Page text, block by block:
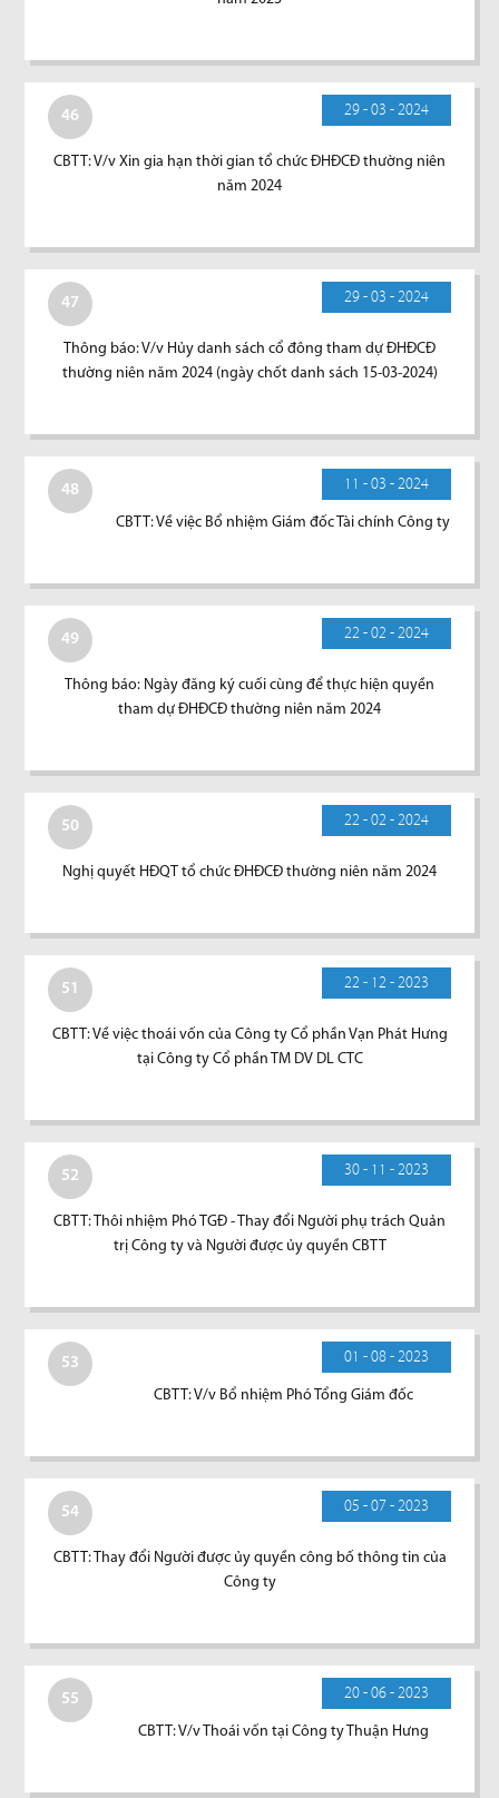
46 29 - 03 - 2024
CBTT: V/v Xin gia hạn thời gian tổ chức ĐHĐCĐ thường niên
năm 2024
47 29 - 03 - 2024
Thông báo: V/v Hủy danh sách cổ đông tham dự ĐHĐCĐ
thường niên năm 2024 (ngày chốt danh sách 15-03-2024)
48 11 - 03 - 2024
CBTT: Về việc Bổ nhiệm Giám đốc Tài chính Công ty
49 22 - 02 - 2024
Thông báo: Ngày đăng ký cuối cùng để thực hiện quyền
tham dự ĐHĐCĐ thường niên năm 2024
50 22 - 02 - 2024
Nghị quyết HĐQT tổ chức ĐHĐCĐ thường niên năm 2024
51 22 - 12 - 2023
CBTT: Về việc thoái vốn của Công ty Cổ phần Vạn Phát Hưng
tại Công ty Cổ phần TM DV DL CTC
52 30 - 11 - 2023
CBTT: Thôi nhiệm Phó TGĐ - Thay đổi Người phụ trách Quản
trị Công ty và Người được ủy quyền CBTT
53 01 - 08 - 2023
CBTT: V/v Bổ nhiệm Phó Tổng Giám đốc
54 05 - 07 - 2023
CBTT: Thay đổi Người được ủy quyền công bố thông tin của
Công ty
55 20 - 06 - 2023
CBTT: V/v Thoái vốn tại Công ty Thuận Hưng